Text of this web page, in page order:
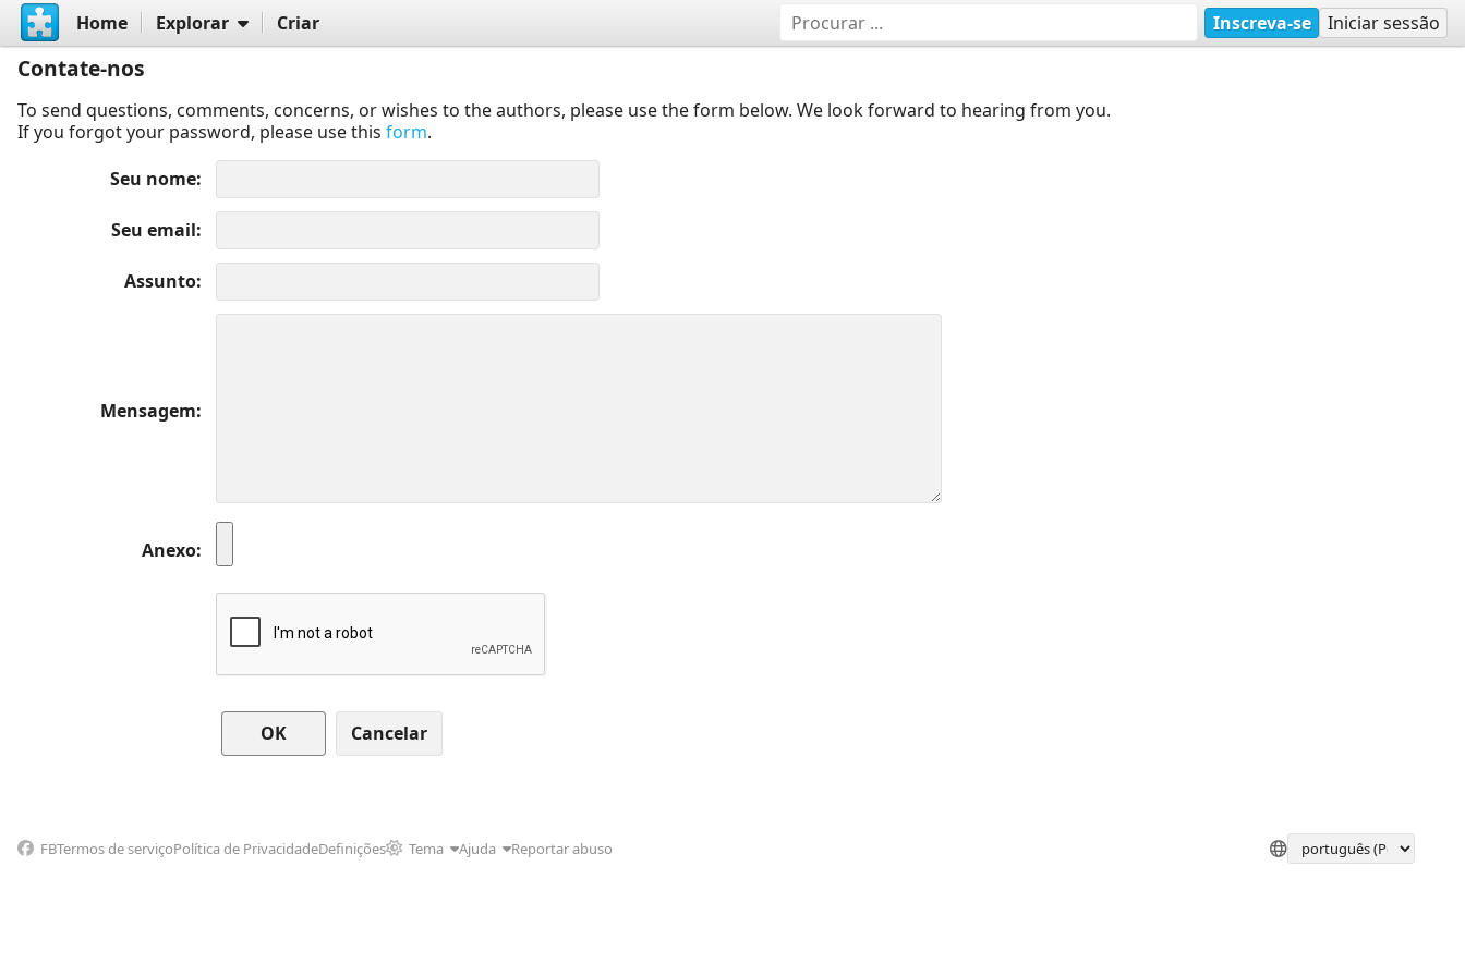
Home Explorar Criar Inscreva-se Iniciar sessão
Contate-nos
To send questions, comments, concerns, or wishes to the authors, please use the form below. We look forward to hearing from you.
If you forgot your password, please use this form.
Seu nome
Seu email
Assunto
Mensagem
Anexo
Cancelar
FBTermos de serviçoPolítica de PrivacidadeDefinições Tema Ajuda Reportar abuso